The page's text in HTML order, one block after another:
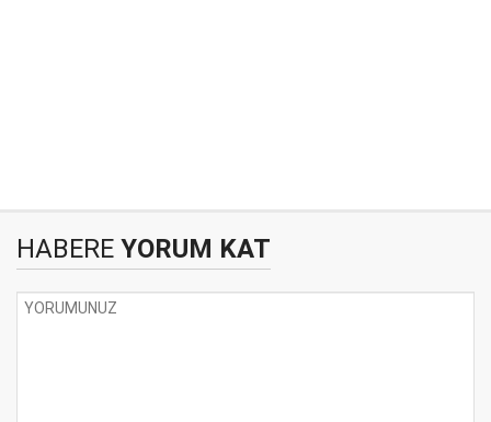
HABERE YORUM KAT